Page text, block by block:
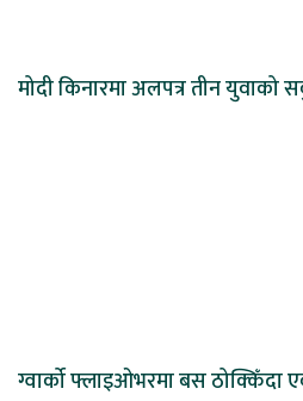
मोदी किनारमा अलपत्र तीन युवाको
ग्वार्को फ्लाइओभरमा बस ठोक्किँदा